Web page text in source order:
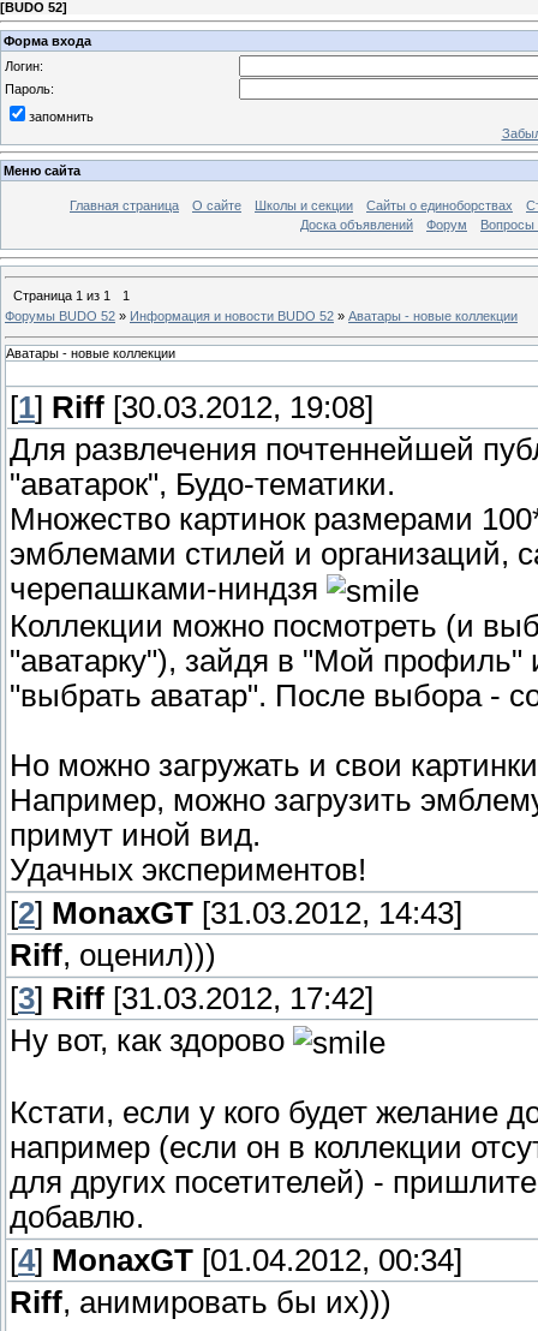
[BUDO 52]
Форма входа
Логин:
Пароль:
запомнить
Меню сайта
Главная страница О сайте Школы и секции Сайты о единоборствах
Доска объявлений
Форум Вопросы
Страница 1 из 1
1
Форумы BUDO 52 » Информация и новости BUDO 52 » Аватары - новые коллекции
Аватары - новые коллекции
[1] Riff [30.03.2012, 19:08]
Для развлечения почтеннейшей
"аватарок", Будо-тематики.
Множество картинок размерами
эмблемами стилей и организаций,
черепашками-ниндзя
Коллекции можно посмотреть (и
"аватарку"), зайдя в "Мой
"выбрать аватар". После выбора -
Но можно загружать и свои
Например, можно загрузить
примут иной вид.
Удачных экспериментов!
[2] MonaxGT [31.03.2012, 14:43]
Riff, оценил)))
[3] Riff [31.03.2012, 17:42]
Ну вот, как здорово
Кстати, если у кого будет желание
например (если он в коллекции
для других посетителей) -
добавлю.
[4] MonaxGT [01.04.2012, 00:34]
Riff, анимировать бы их)))